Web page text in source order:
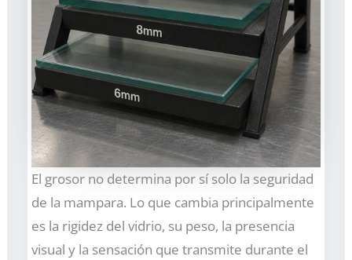
El grosor no determina por sí solo la seguridad
de la mampara. Lo que cambia principalmente
es la rigidez del vidrio, su peso, la presencia
visual y la sensación que transmite durante el